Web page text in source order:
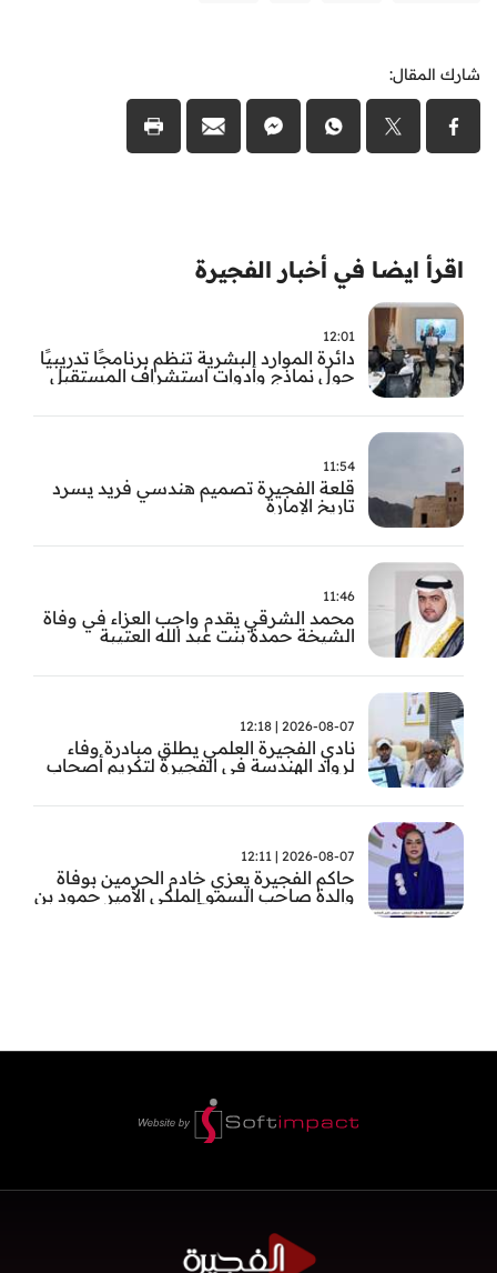
شارك المقال:
اقرأ ايضا في أخبار الفجيرة
12:01
دائرة الموارد البشرية تنظم برنامجًا تدريبيًا
حول نماذج وأدوات استشراف المستقبل
11:54
قلعة الفجيرة تصميم هندسي فريد يسرد
تاريخ الإمارة
11:46
محمد الشرقي يقدم واجب العزاء في وفاة
الشيخة حمدة بنت عبد الله العتيبة
2026-08-07 | 12:18
نادي الفجيرة العلمي يطلق مبادرة وفاء
لرواد الهندسة في الفجيرة لتكريم أصحاب
2026-08-07 | 12:11
حاكم الفجيرة يعزي خادم الحرمين بوفاة
والدة صاحب السمو الملكي الأمير حمود بن